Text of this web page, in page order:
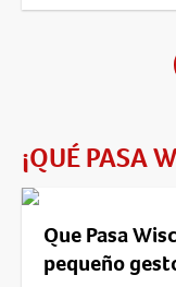
¡QUÉ PASA
Que Pasa
pequeño